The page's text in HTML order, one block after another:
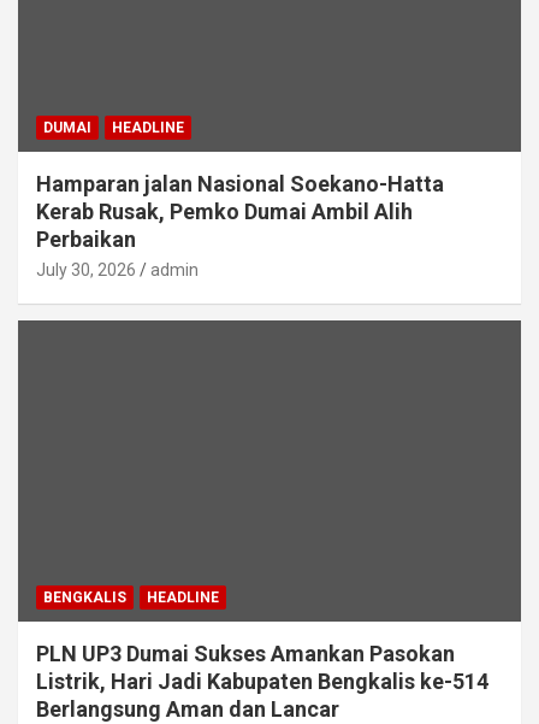
DUMAI HEADLINE
Hamparan jalan Nasional Soekano-Hatta
Kerab Rusak, Pemko Dumai Ambil Alih
Perbaikan
July 30, 2026 admin
BENGKALIS HEADLINE
PLN UP3 Dumai Sukses Amankan Pasokan
Listrik, Hari Jadi Kabupaten Bengkalis ke-514
Berlangsung Aman dan Lancar